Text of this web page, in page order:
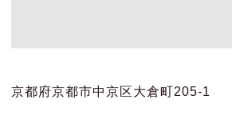
京都府京都市中京区大倉町205-1